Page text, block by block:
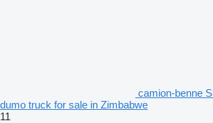
camion-benne
dumo truck for sale in Zimbabwe
11